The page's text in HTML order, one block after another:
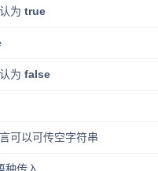
为 true
为 false
可以可传空字符串